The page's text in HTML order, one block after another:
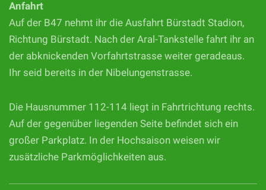
Anfahrt
Auf der B47 nehmt ihr die Ausfahrt Bürstadt Stadion,
Richtung Bürstadt. Nach der Aral-Tankstelle fahrt ihr an
der abknickenden Vorfahrtstrasse weiter geradeaus.
Ihr seid bereits in der Nibelungenstrasse.
Die Hausnummer 112-114 liegt in Fahrtrichtung rechts.
Auf der gegenüber liegenden Seite befindet sich ein
großer Parkplatz. In der Hochsaison weisen wir
zusätzliche Parkmöglichkeiten aus.